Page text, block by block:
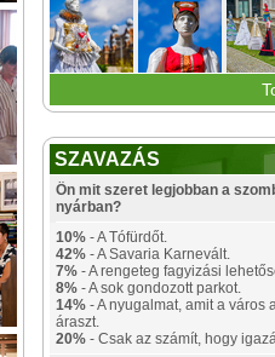
SZAVAZÁS
Ön mit szeret legjobban a
nyárban?
10% - A Tófürdőt.
42% - A Savaria Karnevált.
7% - A rengeteg fagyizási
8% - A sok gondozott parkot.
14% - A nyugalmat, amit a város
áraszt.
20% - Csak az számít, hogy